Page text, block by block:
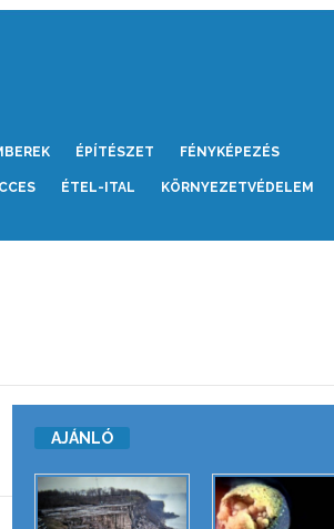
ÉPÍTÉSZET FÉNYKÉPEZÉS
ÉTEL-ITAL KÖRNYEZETVÉDELEM
AJÁNLÓ